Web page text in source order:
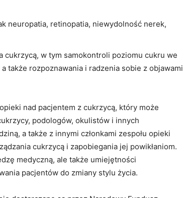
neuropatia, retinopatia, niewydolność nerek,
cukrzycą, w tym samokontroli poziomu cukru we
także rozpoznawania i radzenia sobie z objawami
nad pacjentem z cukrzycą, który może
podologów, okulistów i innych
a także z innymi członkami zespołu opieki
cukrzycą i zapobiegania jej powikłaniom.
medyczną, ale także umiejętności
pacjentów do zmiany stylu życia.